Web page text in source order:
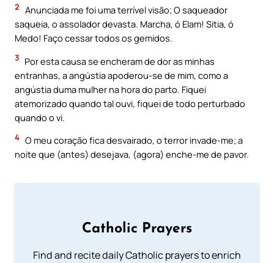
2 Anunciada me foi uma terrível visão; O saqueador
saqueia, o assolador devasta. Marcha, ó Elam! Sitia, ó
Medo! Faço cessar todos os gemidos.
3 Por esta causa se encheram de dor as minhas
entranhas, a angústia apoderou-se de mim, como a
angústia duma mulher na hora do parto. Fiquei
atemorizado quando tal ouvi, fiquei de todo perturbado
quando o vi.
4 O meu coração fica desvairado, o terror invade-me; a
noite que (antes) desejava, (agora) enche-me de pavor.
Catholic Prayers
Find and recite daily Catholic prayers to enrich